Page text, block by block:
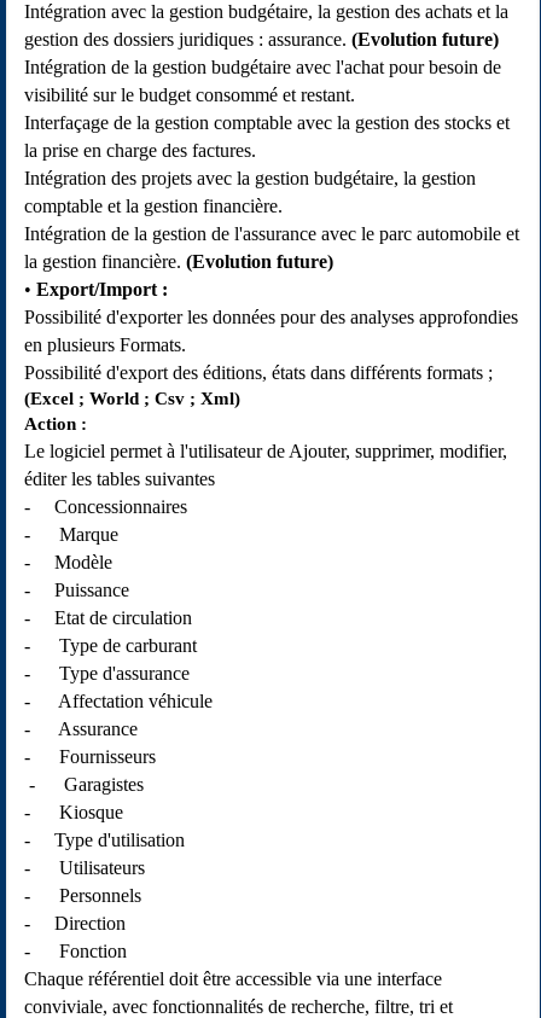
Intégration avec la gestion budgétaire, la gestion des achats et la
gestion des dossiers juridiques : assurance. (Evolution future)
Intégration de la gestion budgétaire avec l'achat pour besoin de
visibilité sur le budget consommé et restant.
Interfaçage de la gestion comptable avec la gestion des stocks et
la prise en charge des factures.
Intégration des projets avec la gestion budgétaire, la gestion
comptable et la gestion financière.
Intégration de la gestion de l'assurance avec le parc automobile et
la gestion financière. (Evolution future)
Export/Import :
Possibilité d'exporter les données pour des analyses approfondies
en plusieurs Formats.
Possibilité d'export des éditions, états dans différents formats ;
(Excel ; World ; Csv ; Xml)
Action :
Le logiciel permet à l'utilisateur de Ajouter, supprimer, modifier,
éditer les tables suivantes
- Concessionnaires
- Marque
- Modèle
- Puissance
- Etat de circulation
- Type de carburant
- Type d'assurance
- Affectation véhicule
- Assurance
- Fournisseurs
- Garagistes
- Kiosque
- Type d'utilisation
- Utilisateurs
- Personnels
- Direction
- Fonction
Chaque référentiel doit être accessible via une interface
conviviale, avec fonctionnalités de recherche, filtre, tri et